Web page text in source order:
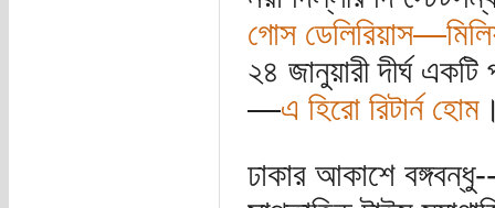
গোস
২৪ জানুয়ারী দীর্ঘ
—এ হিরো রিটার্ন হোম
ঢাকার আকাশে